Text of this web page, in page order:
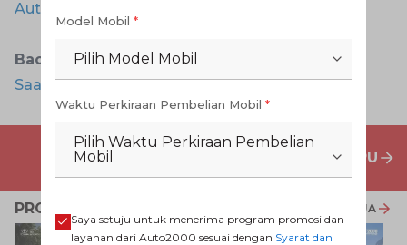
Auto2000 Digiroom
Baca Juga: Tips Mengemudi di Kondisi Jakarta
Saat ini
PENAWARAN MOBIL BARU
PROMO TERKAIT LIHAT SEMUA
Model Mobil *
Pilih Model Mobil
Waktu Perkiraan Pembelian Mobil *
Pilih Waktu Perkiraan Pembelian
Mobil
Saya setuju untuk menerima program promosi dan
layanan dari Auto2000 sesuai dengan Syarat dan